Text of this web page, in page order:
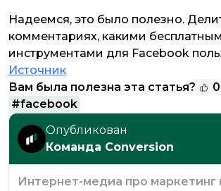
Надеемся, это было полезно.
комментариях, какими
инструментами для Facebook
Источник
Вам была полезна эта статья?
0
#facebook
Опубликован
Команда Conversion
Интернет-медиа про маркетинг